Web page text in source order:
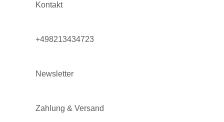
Kontakt
+498213434723
Newsletter
Zahlung & Versand